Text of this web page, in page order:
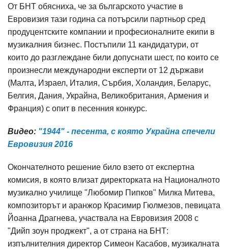
От БНТ обясниха, че за българското участие в
Евровизия тази година са потърсили партньор сред
продуцентските компании и професионалните екипи в
музикалния бизнес. Постъпили 11 кандидатури, от
които до разглеждане били допуснати шест, по които се
произнесли международни експерти от 12 държави
(Малта, Израел, Италия, Сърбия, Холандия, Беларус,
Белгия, Дания, Украйна, Великобритания, Армения и
Франция) с опит в песенния конкурс.
Видео: "1944" - песента, с която Украйна спечели
Евровизия 2016
Окончателното решение било взето от експертна
комисия, в която влизат директорката на Националното
музикално училище "Любомир Пипков" Милка Митева,
композиторът и аранжор Красимир Гюлмезов, певицата
Йоанна Драгнева, участвала на Евровизия 2008 с
"Дийп зоун проджект", а от страна на БНТ:
изпълнителния директор Симеон Касабов, музикалната